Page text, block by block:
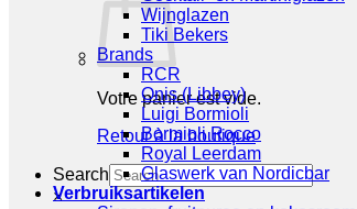
Votre panier est vide.
Retour à la boutique
Search
×
Wijnglazen
Tiki Bekers
Brands
RCR
Onis (Libbey)
Luigi Bormioli
Bormioli Rocco
Royal Leerdam
Glaswerk van Nordicbar
Verbruiksartikelen